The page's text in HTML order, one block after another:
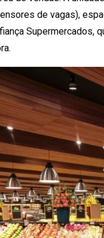
de vagas),